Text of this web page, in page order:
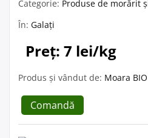
Categorie: Produse de morărit
În: Galați
Preț: 7 lei/kg
Produs și vândut de: Moara
Comandă